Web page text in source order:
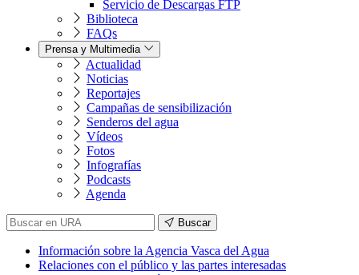
Servicio de Descargas FTP
Biblioteca
FAQs
Prensa y Multimedia
Actualidad
Noticias
Reportajes
Campañas de sensibilización
Senderos del agua
Vídeos
Fotos
Infografías
Podcasts
Agenda
Buscar
Información sobre la Agencia Vasca del Agua
Relaciones con el público y las partes interesadas